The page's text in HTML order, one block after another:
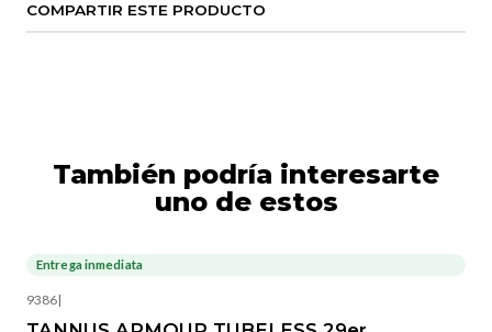
COMPARTIR ESTE PRODUCTO
También podría interesarte
uno de estos
Entrega inmediata
9386|